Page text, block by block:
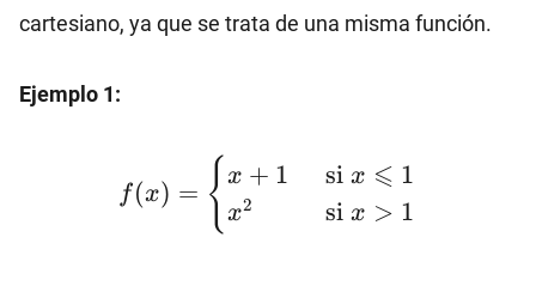
cartesiano, ya que se trata de una misma función.
Ejemplo 1:
f(x)=\begin{cases}x+1
\hspace{5mm} \text{si}
\ x \leqslant 1
f(x) = {x + 1 si x ⩽ 1
x2 si x > 1